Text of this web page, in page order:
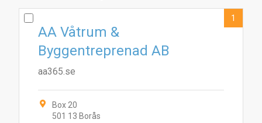
AA Våtrum &
Byggentreprenad AB
aa365.se
Box 20
501 13 Borås
1